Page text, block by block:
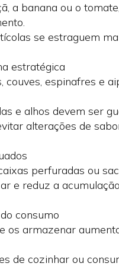
a banana ou o
se estraguem
estratégica
couves, espinafres e
e alhos devem ser
alterações de
perfuradas ou
e reduz a
consumo
os armazenar
de cozinhar ou